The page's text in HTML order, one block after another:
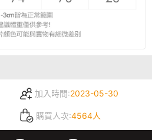
加入時間:2023-05-30
購買人次:4564人